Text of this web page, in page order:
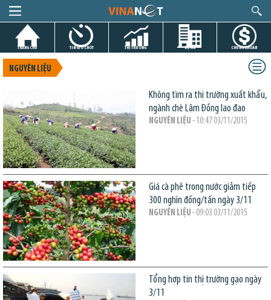
TRANG CHỦ TIN GIỜ CHÓT THỊ TRƯỜNG DỰ ÁN CHỨNG KHOÁN
NGUYÊN LIỆU
Không tìm ra thị trường xuất khẩu,
ngành chè Lâm Đồng lao đao
NGUYÊN LIỆU - 10:47 03/11/2015
Giá cà phê trong nước giảm tiếp
300 nghìn đồng/tấn ngày 3/11
NGUYÊN LIỆU - 09:03 03/11/2015
Tổng hợp tin thị trường gạo ngày
3/11